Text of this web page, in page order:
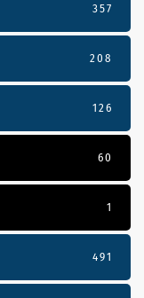
357
208
126
60
1
491